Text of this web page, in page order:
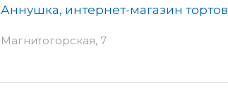
Аннушка, интернет-магазин тортов
Магнитогорская, 7